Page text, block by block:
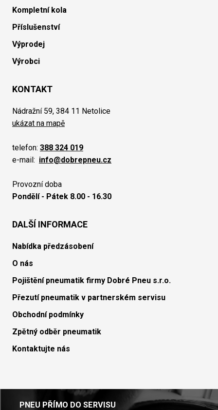
Kompletní kola
Příslušenství
Výprodej
Výrobci
KONTAKT
Nádražní 59, 384 11 Netolice
ukázat na mapě
telefon: 388 324 019
e-mail: info@dobrepneu.cz
Provozní doba
Pondělí - Pátek 8.00 - 16.30
DALŠÍ INFORMACE
Nabídka předzásobení
O nás
Pojištění pneumatik firmy Dobré Pneu s.r.o.
Přezutí pneumatik v partnerském servisu
Obchodní podmínky
Zpětný odběr pneumatik
Kontaktujte nás
PNEU PŘÍMO DO SERVISU